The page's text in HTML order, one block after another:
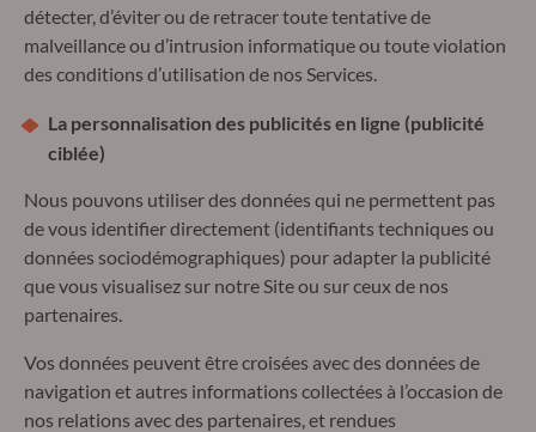
détecter, d’éviter ou de retracer toute tentative de
malveillance ou d’intrusion informatique ou toute violation
des conditions d’utilisation de nos Services.
La personnalisation des publicités en ligne (publicité
ciblée)
Nous pouvons utiliser des données qui ne permettent pas
de vous identifier directement (identifiants techniques ou
données sociodémographiques) pour adapter la publicité
que vous visualisez sur notre Site ou sur ceux de nos
partenaires.
Vos données peuvent être croisées avec des données de
navigation et autres informations collectées à l’occasion de
nos relations avec des partenaires, et rendues